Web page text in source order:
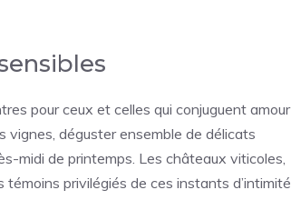
pour ceux et celles qui conjuguent amour
vignes, déguster ensemble de délicats
midi de printemps. Les châteaux viticoles,
privilégiés de ces instants d’intimité.